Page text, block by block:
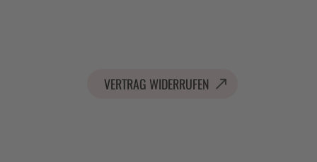
VERTRAG WIDERRUFEN